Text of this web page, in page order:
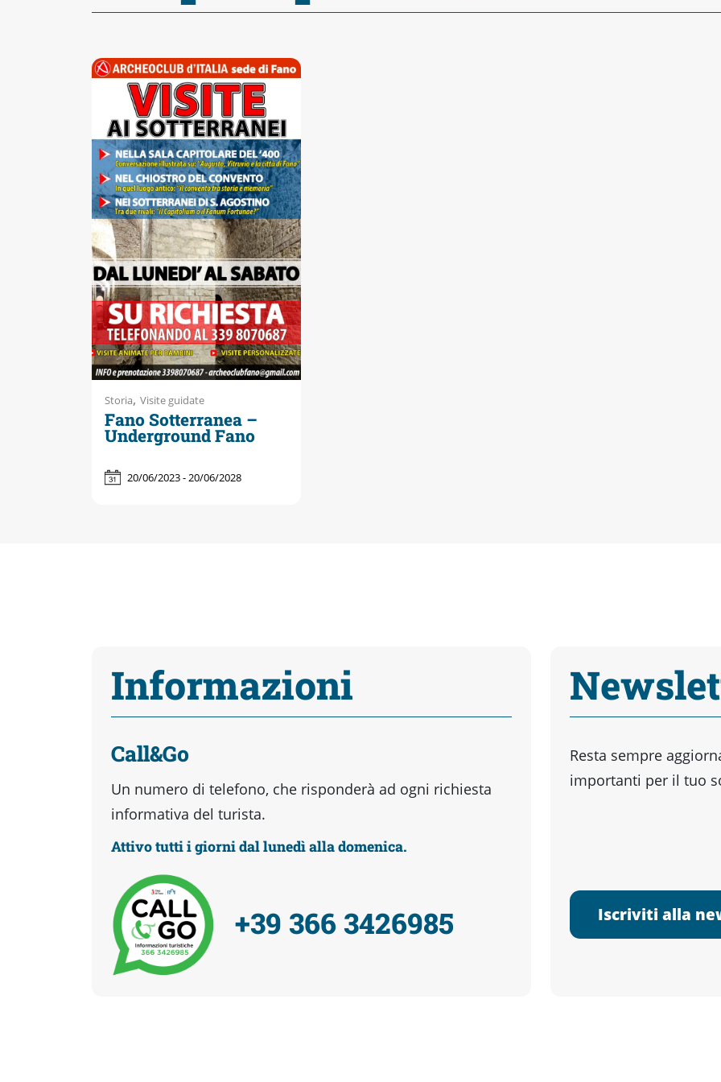
Accessibili
Storia, Visite guidate
Fano Sotterranea –
Underground Fano
20/06/2023 - 20/06/2028
Informazioni
Call&Go
Un numero di telefono, che risponderà ad ogni richiesta
informativa del turista.
Attivo tutti i giorni dal lunedì alla domenica.
+39 366 3426985
Resta sempre
importanti per il tuo
Iscriviti alla